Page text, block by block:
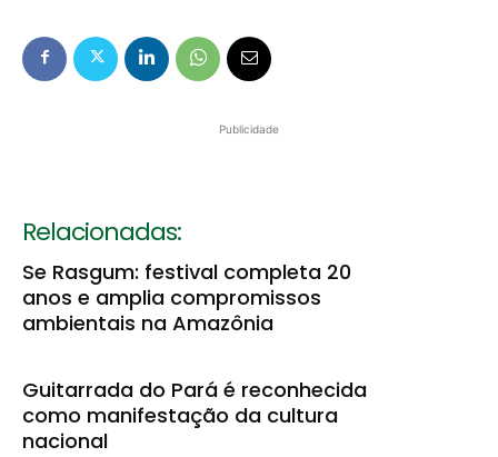
Publicidade
Relacionadas:
Se Rasgum: festival completa 20
anos e amplia compromissos
ambientais na Amazônia
Guitarrada do Pará é reconhecida
como manifestação da cultura
nacional